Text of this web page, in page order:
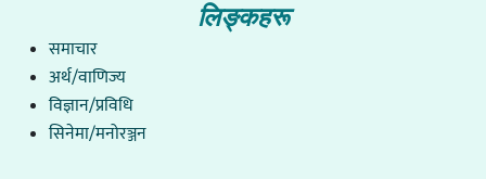
लिङ्कहरू
समाचार
अर्थ/वाणिज्य
विज्ञान/प्रविधि
सिनेमा/मनोरञ्जन